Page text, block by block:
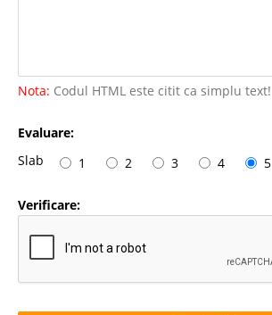
Nota: Codul HTML este citit ca simplu text!
Evaluare:
Slab
1 2 3 4 5
Verificare: